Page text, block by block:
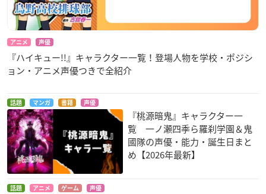
アニメ 声優
『ハイキュー!!』キャラクター一覧！登場人物を学校・ポジシ
ョン・アニメ声優つきで全紹介
話題 マンガ 書籍 声優
『桃源暗鬼』キャラクター一
覧 一ノ瀬四季ら羅刹学園＆鬼
國隊の声優・能力・誕生日まと
め【2026年最新】
話題 アニメ ゲーム 声優